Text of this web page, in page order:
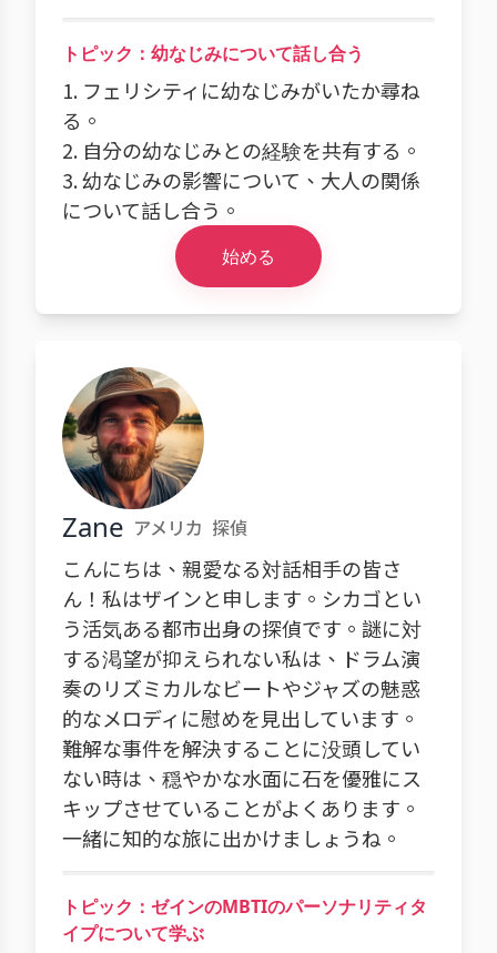
トピック：幼なじみについて話し合う
1. フェリシティに幼なじみがいたか尋ね
る。
2. 自分の幼なじみとの経験を共有する。
3. 幼なじみの影響について、大人の関係
について話し合う。
始める
Zane アメリカ 探偵
こんにちは、親愛なる対話相手の皆さ
ん！私はザインと申します。シカゴとい
う活気ある都市出身の探偵です。謎に対
する渇望が抑えられない私は、ドラム演
奏のリズミカルなビートやジャズの魅惑
的なメロディに慰めを見出しています。
難解な事件を解決することに没頭してい
ない時は、穏やかな水面に石を優雅にス
キップさせていることがよくあります。
一緒に知的な旅に出かけましょうね。
トピック：ゼインのMBTIのパーソナリティタ
イプについて学ぶ